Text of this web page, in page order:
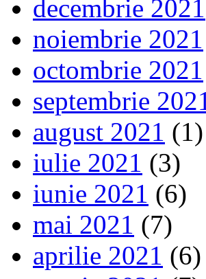
decembrie 2021
noiembrie 2021
octombrie 2021
septembrie 2021
august 2021 (1)
iulie 2021 (3)
iunie 2021 (6)
mai 2021 (7)
aprilie 2021 (6)